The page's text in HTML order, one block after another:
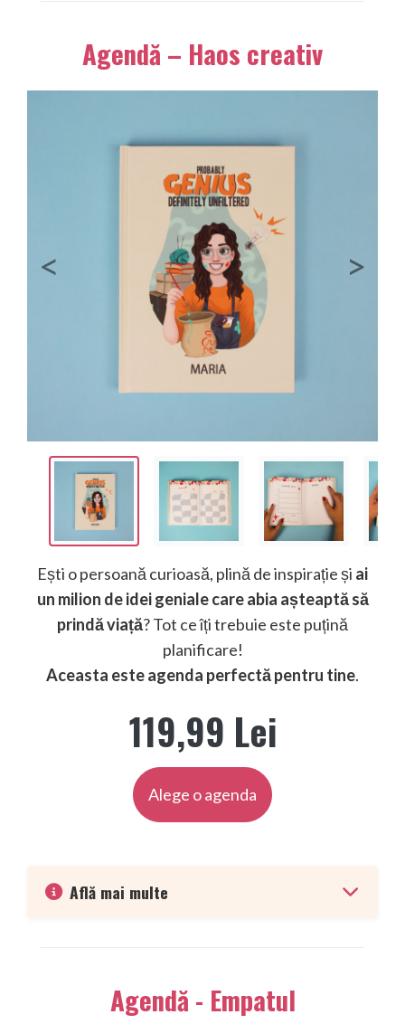
Agendă – Haos creativ
Previous Next
Ești o persoană curioasă, plină de inspirație și ai
un milion de idei geniale care abia așteaptă să
prindă viață? Tot ce îți trebuie este puțină
planificare!
Aceasta este agenda perfectă pentru tine.
119,99 Lei
Alege o agenda
Află mai multe
Agendă - Empatul